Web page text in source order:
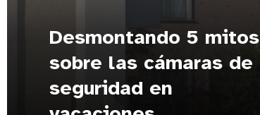
Desmontando 5 mitos
sobre las cámaras de
seguridad en